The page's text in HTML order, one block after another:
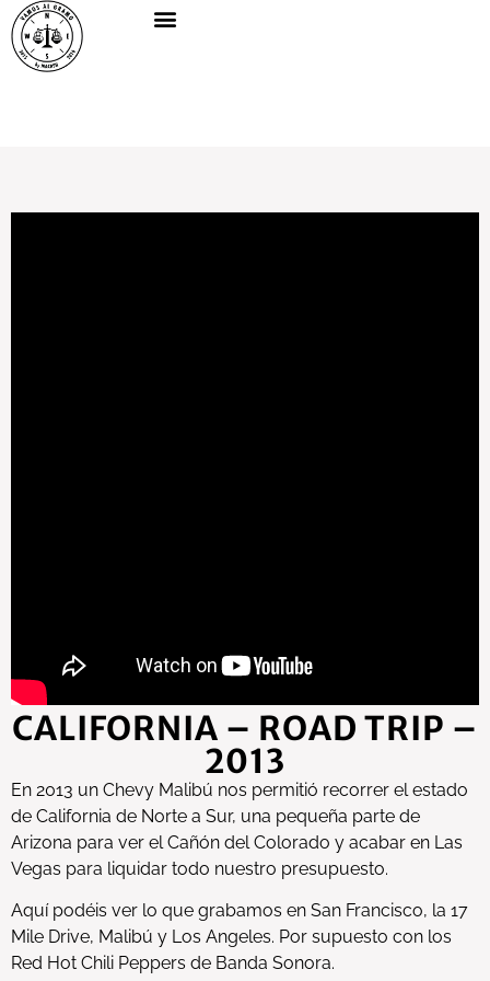
CALIFORNIA – ROAD TRIP –
2013
En 2013 un Chevy Malibú nos permitió recorrer el estado
de California de Norte a Sur, una pequeña parte de
Arizona para ver el Cañón del Colorado y acabar en Las
Vegas para liquidar todo nuestro presupuesto.
Aquí podéis ver lo que grabamos en San Francisco, la 17
Mile Drive, Malibú y Los Angeles. Por supuesto con los
Red Hot Chili Peppers de Banda Sonora.